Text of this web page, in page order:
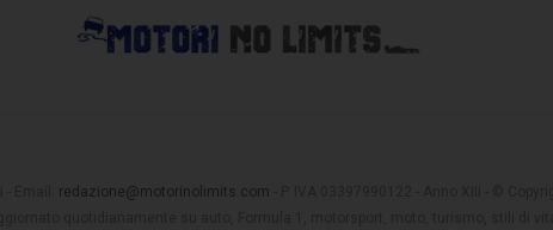
redazione@motorinolimits.com